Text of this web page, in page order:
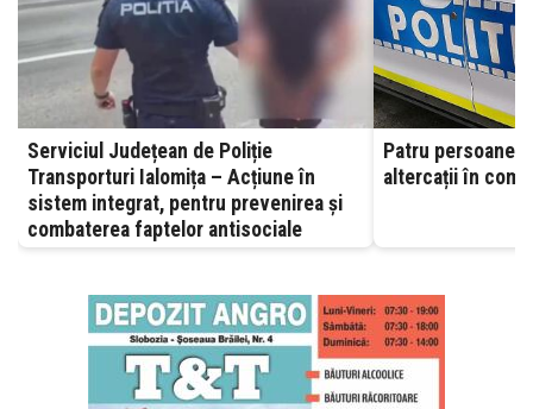
Serviciul Județean de Poliție
Transporturi Ialomița – Acțiune în
sistem integrat, pentru prevenirea și
combaterea faptelor antisociale
Patru persoane
altercații în